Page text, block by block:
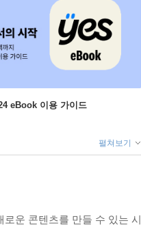
eBook 이용 가이드
펼쳐보기
운 콘텐츠를 만들 수 있는 시